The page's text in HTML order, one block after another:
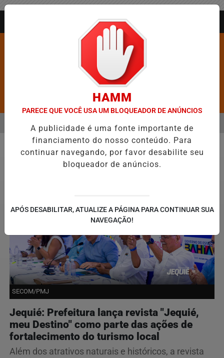
Pesquisar Notícia
É CONFIRMADA NO DIA DO EVANGÉLICO EM JEQUIÉ E REFORÇA
EM ALTA
MENU
Jequié
SECOM/PMJ
Jequié: Prefeitura lança revista "Jequié,
meu Destino" como parte das ações de
fortalecimento do turismo local
Além dos atrativos naturais e históricos, a revista
HAMM
PARECE QUE VOCÊ USA UM BLOQUEADOR DE ANÚNCIOS
A publicidade é uma fonte importante de
financiamento do nosso conteúdo. Para
continuar navegando, por favor desabilite seu
bloqueador de anúncios.
APÓS DESABILITAR, ATUALIZE A PÁGINA PARA CONTINUAR SUA
NAVEGAÇÃO!